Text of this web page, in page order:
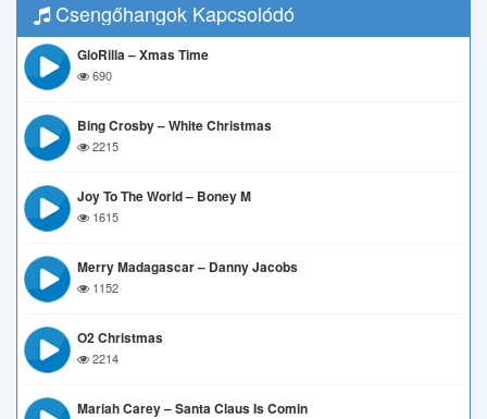
Csengőhangok Kapcsolódó
GloRilla – Xmas Time
690
Bing Crosby – White Christmas
2215
Joy To The World – Boney M
1615
Merry Madagascar – Danny Jacobs
1152
O2 Christmas
2214
Mariah Carey – Santa Claus Is Comin